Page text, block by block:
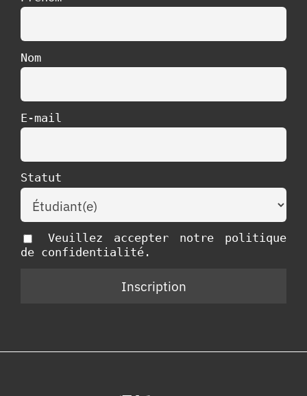
Nom
E-mail
Statut
Veuillez accepter notre politique
de confidentialité.